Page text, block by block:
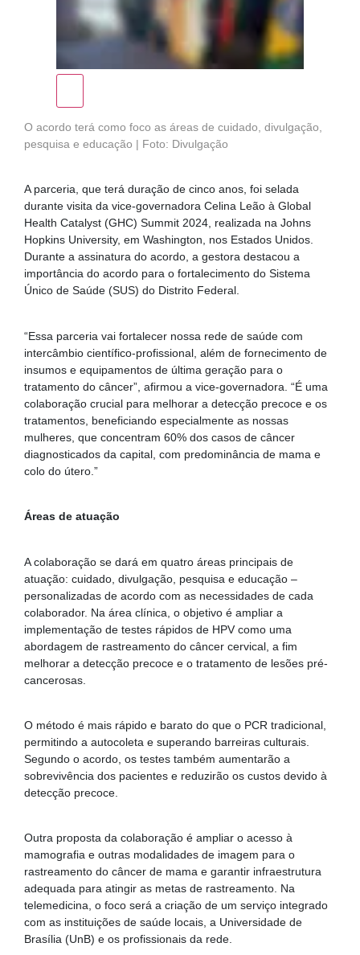
O acordo terá como foco as áreas de cuidado, divulgação,
pesquisa e educação | Foto: Divulgação
A parceria, que terá duração de cinco anos, foi selada
durante visita da vice-governadora Celina Leão à Global
Health Catalyst (GHC) Summit 2024, realizada na Johns
Hopkins University, em Washington, nos Estados Unidos.
Durante a assinatura do acordo, a gestora destacou a
importância do acordo para o fortalecimento do Sistema
Único de Saúde (SUS) do Distrito Federal.
“Essa parceria vai fortalecer nossa rede de saúde com
intercâmbio científico-profissional, além de fornecimento de
insumos e equipamentos de última geração para o
tratamento do câncer”, afirmou a vice-governadora. “É uma
colaboração crucial para melhorar a detecção precoce e os
tratamentos, beneficiando especialmente as nossas
mulheres, que concentram 60% dos casos de câncer
diagnosticados da capital, com predominância de mama e
colo do útero.”
Áreas de atuação
A colaboração se dará em quatro áreas principais de
atuação: cuidado, divulgação, pesquisa e educação –
personalizadas de acordo com as necessidades de cada
colaborador. Na área clínica, o objetivo é ampliar a
implementação de testes rápidos de HPV como uma
abordagem de rastreamento do câncer cervical, a fim
melhorar a detecção precoce e o tratamento de lesões pré-
cancerosas.
O método é mais rápido e barato do que o PCR tradicional,
permitindo a autocoleta e superando barreiras culturais.
Segundo o acordo, os testes também aumentarão a
sobrevivência dos pacientes e reduzirão os custos devido à
detecção precoce.
Outra proposta da colaboração é ampliar o acesso à
mamografia e outras modalidades de imagem para o
rastreamento do câncer de mama e garantir infraestrutura
adequada para atingir as metas de rastreamento. Na
telemedicina, o foco será a criação de um serviço integrado
com as instituições de saúde locais, a Universidade de
Brasília (UnB) e os profissionais da rede.